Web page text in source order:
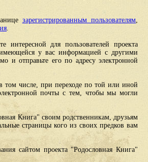
зарегистрированным пользователям,
.
интересной для пользователей проекта
у вас информацией с другими
и отправьте его по адресу электронной
том числе, при переходе по той или иной
почты с тем, чтобы мы могли
Книга" своим родственникам, друзьям
страницы кого из своих предков вам
сайтом проекта "Родословная Книга"